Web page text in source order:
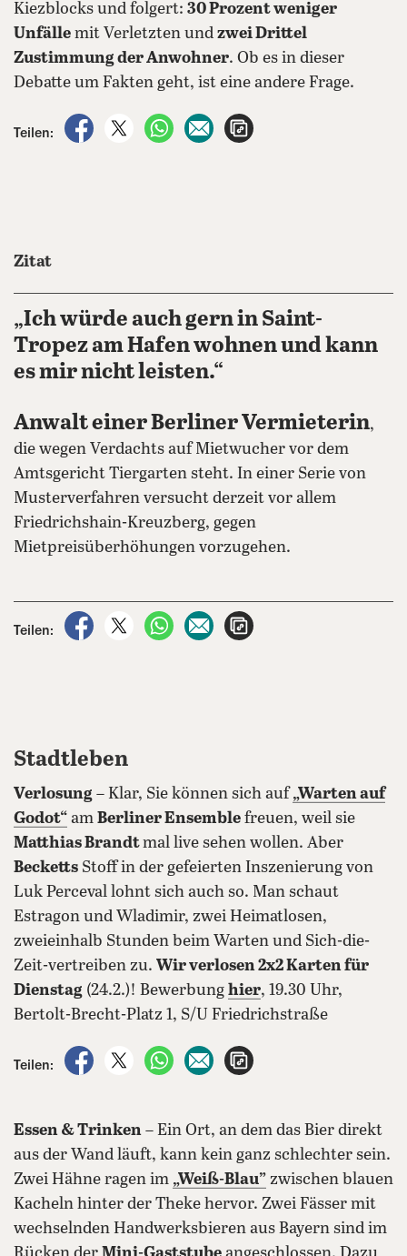
Kiezblocks und folgert: 30 Prozent weniger
Unfälle mit Verletzten und zwei Drittel
Zustimmung der Anwohner. Ob es in dieser
Debatte um Fakten geht, ist eine andere Frage.
Teilen:
auf Facebook teilen
auf X teilenper WhatsApp teilen
per E-Mail teilen
Zitat
„Ich würde auch gern in Saint-
Tropez am Hafen wohnen und kann
es mir nicht leisten.“
Anwalt einer Berliner Vermieterin,
die wegen Verdachts auf Mietwucher vor dem
Amtsgericht Tiergarten steht. In einer Serie von
Musterverfahren versucht derzeit vor allem
Friedrichshain-Kreuzberg, gegen
Mietpreisüberhöhungen vorzugehen.
Teilen:
auf Facebook teilen
auf X teilenper WhatsApp teilen
per E-Mail teilen
Stadtleben
Verlosung – Klar, Sie können sich auf„Warten auf
Godot“ am Berliner Ensemble freuen, weil sie
Matthias Brandtmal live sehen wollen. Aber
Becketts Stoff in der gefeierten Inszenierung von
Luk Perceval lohnt sich auch so. Man schaut
Estragon und Wladimir, zwei Heimatlosen,
zweieinhalb Stunden beim Warten und Sich-die-
Zeit-vertreiben zu. Wir verlosen 2x2 Karten für
Dienstag (24.2.)! Bewerbung hier, 19.30 Uhr,
Bertolt-Brecht-Platz 1, S/U Friedrichstraße
Teilen:
auf Facebook teilen
auf X teilenper WhatsApp teilen
per E-Mail teilen
Essen & Trinken – Ein Ort, an dem das Bier direkt
aus der Wand läuft, kann kein ganz schlechter sein.
Zwei Hähne ragen im „Weiß-Blau” zwischen blauen
Kacheln hinter der Theke hervor. Zwei Fässer mit
wechselnden Handwerksbieren aus Bayern sind im